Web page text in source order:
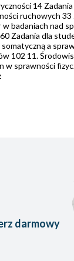
14 Zadania
ruchowych 33
badaniach nad
Zadania dla
a
102 11.
w sprawności
darmowy